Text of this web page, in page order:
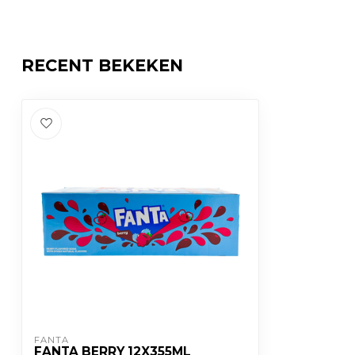
RECENT BEKEKEN
FANTA
FANTA BERRY 12X355ML